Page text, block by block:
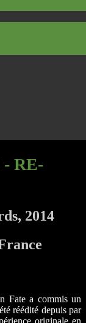
- RE-
2014
Fate a commis un
réédité depuis par
originale en